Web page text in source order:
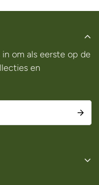
om als eerste op de
en